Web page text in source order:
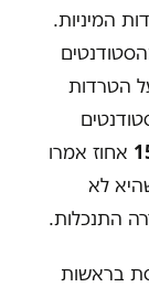
המיניות.
הטרדות
אחוז אמרו
לא
התנכלות.
בראשות